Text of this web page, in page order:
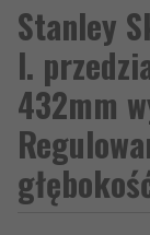
Stanley
l.
432mm